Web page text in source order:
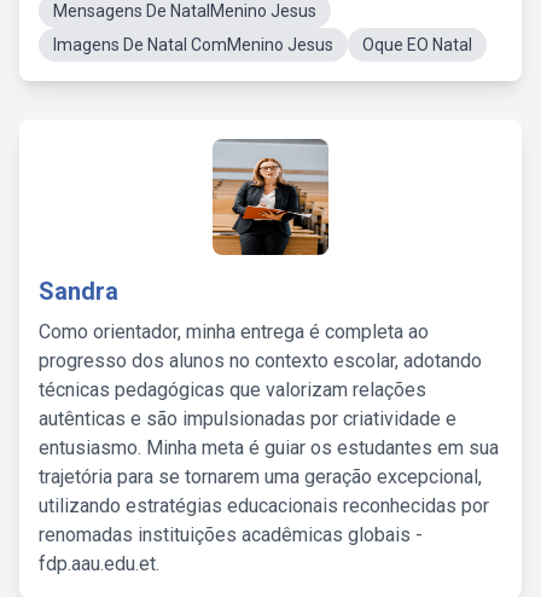
Mensagens De NatalMenino Jesus
Imagens De Natal ComMenino Jesus
Oque EO Natal
Sandra
Como orientador, minha entrega é completa ao
progresso dos alunos no contexto escolar, adotando
técnicas pedagógicas que valorizam relações
autênticas e são impulsionadas por criatividade e
entusiasmo. Minha meta é guiar os estudantes em sua
trajetória para se tornarem uma geração excepcional,
utilizando estratégias educacionais reconhecidas por
renomadas instituições acadêmicas globais -
fdp.aau.edu.et.